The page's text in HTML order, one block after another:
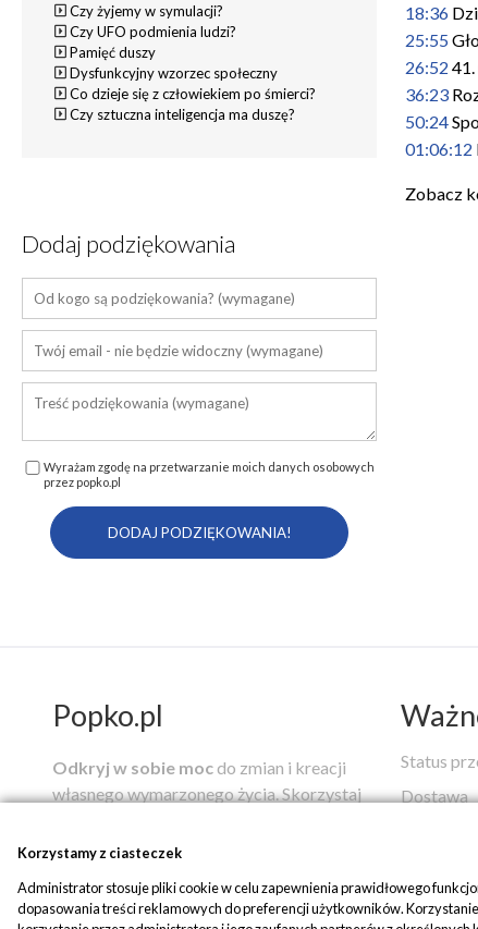
18:36
25:55
26:52
36:23
50:24
01:06:12
Zobacz
Czy żyjemy w symulacji?
Czy UFO podmienia ludzi?
Pamięć duszy
Dysfunkcyjny wzorzec społeczny
Co dzieje się z człowiekiem po śmierci?
Czy sztuczna inteligencja ma duszę?
Dodaj podziękowania
Wyrażam zgodę na przetwarzanie moich danych osobowych
przez popko.pl
Popko.pl
Odkryj w sobie moc do zmian i kreacji
własnego wymarzonego życia.Skorzystaj
duchowegoZbigniewa Jana Popko
pełni szczęścia, które możesz nabyć w
naszym sklepie.
Status
Dostawa
Płatności
Korzystamy z ciasteczek
Administrator stosuje pliki cookie w celu zapewnienia prawidłowego
dopasowania treści reklamowych do preferencji użytkowników.